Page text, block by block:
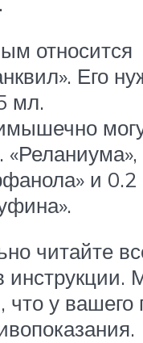
относится
Его
мл.
и 0.2
читайте
инструкции.
что у